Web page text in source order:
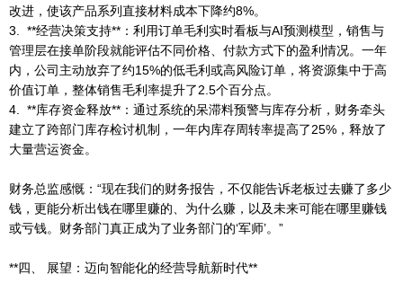
改进，使该产品系列直接材料成本下降约8%。
3. **经营决策支持**：利用订单毛利实时看板与AI预测模型，销售与
管理层在接单阶段就能评估不同价格、付款方式下的盈利情况。一年
内，公司主动放弃了约15%的低毛利或高风险订单，将资源集中于高
价值订单，整体销售毛利率提升了2.5个百分点。
4. **库存资金释放**：通过系统的呆滞料预警与库存分析，财务牵头
建立了跨部门库存检讨机制，一年内库存周转率提高了25%，释放了
大量营运资金。
财务总监感慨：“现在我们的财务报告，不仅能告诉老板过去赚了多少
钱，更能分析出钱在哪里赚的、为什么赚，以及未来可能在哪里赚钱
或亏钱。财务部门真正成为了业务部门的‘军师’。”
**四、 展望：迈向智能化的经营导航新时代**